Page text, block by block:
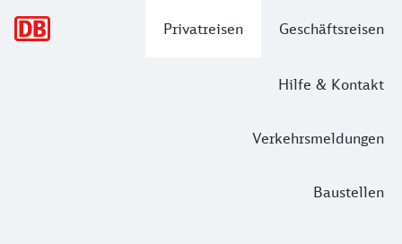
Privatreisen Geschäftsreisen
Hilfe & Kontakt
Verkehrsmeldungen
Baustellen